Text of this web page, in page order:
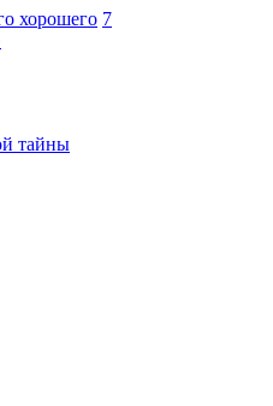
хорошего 7
тайны